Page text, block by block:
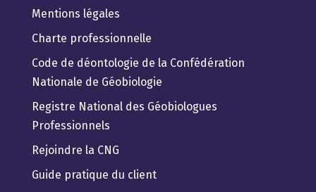
Mentions légales
Charte professionnelle
Code de déontologie de la Confédération
Nationale de Géobiologie
Registre National des Géobiologues
Professionnels
Rejoindre la CNG
Guide pratique du client